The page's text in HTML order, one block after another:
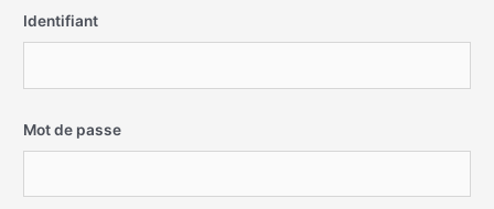
Identifiant
Mot de passe